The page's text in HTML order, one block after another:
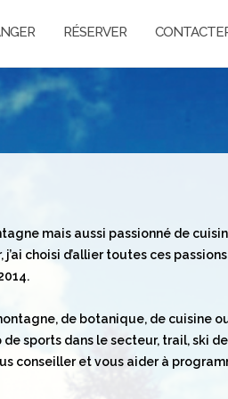
RÉSERVER
mais aussi passionné de
choisi d’allier toutes ces
de botanique, de cuisine
sports dans le secteur, trail, ski
conseiller et vous aider à